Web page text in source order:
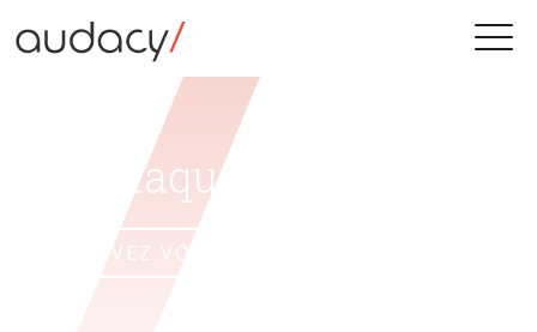
to
content
Toggle
On attaque votre projet ?
RÉSERVEZ VOTRE APPEL DE 15MN